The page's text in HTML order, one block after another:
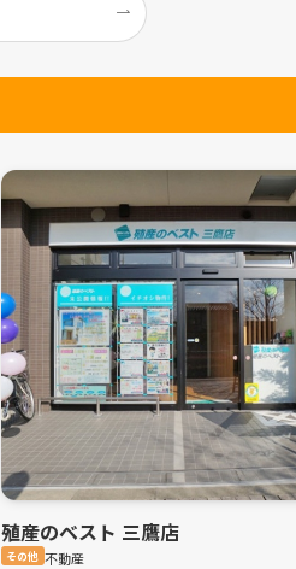
殖産のベスト 三鷹店
その他 不動産